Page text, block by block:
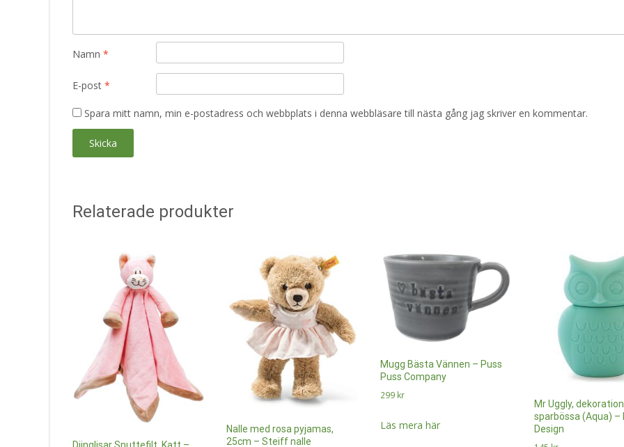
Namn *
E-post *
Spara mitt namn, min e-postadress och webbplats i denna webbläsare till nästa gång jag skriver en kommentar.
Relaterade produkter
Diinglisar Snuttefilt, Katt –
Nalle med rosa pyjamas,
25cm – Steiff nalle
Mugg Bästa Vännen – Puss
Puss Company
299 kr
Läs mera här
Mr Uggly,
sparbössa (Aqua) –
Design